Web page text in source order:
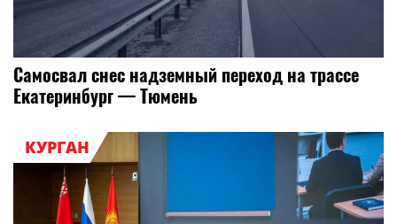
Самосвал снес надземный переход на трассе
Екатеринбург — Тюмень
КУРГАН